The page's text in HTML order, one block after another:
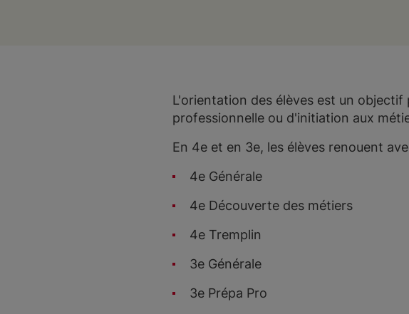
L'orientation des élèves est un
professionnelle ou d'initiation aux
En 4e et en 3e, les élèves renouent
4e Générale
4e Découverte des métiers
4e Tremplin
3e Générale
3e Prépa Pro